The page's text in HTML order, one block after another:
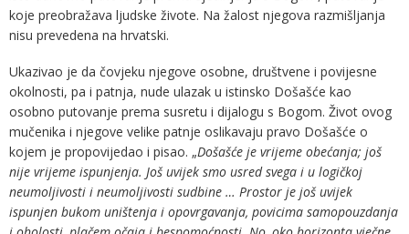
koje preobražava ljudske živote. Na žalost njegova razmišljanja
nisu prevedena na hrvatski.
Ukazivao je da čovjeku njegove osobne, društvene i povijesne
okolnosti, pa i patnja, nude ulazak u istinsko Došašće kao
osobno putovanje prema susretu i dijalogu s Bogom. Život ovog
mučenika i njegove velike patnje oslikavaju pravo Došašće o
kojem je propovijedao i pisao. „Došašće je vrijeme obećanja; još
nije vrijeme ispunjenja. Još uvijek smo usred svega i u logičkoj
neumoljivosti i neumoljivosti sudbine … Prostor je još uvijek
ispunjen bukom uništenja i opovrgavanja, povicima samopouzdanja